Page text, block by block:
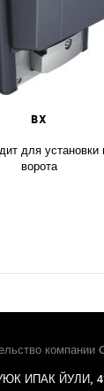
BX
для установки
ворота
компании
ИПАК ЙУЛИ, 41